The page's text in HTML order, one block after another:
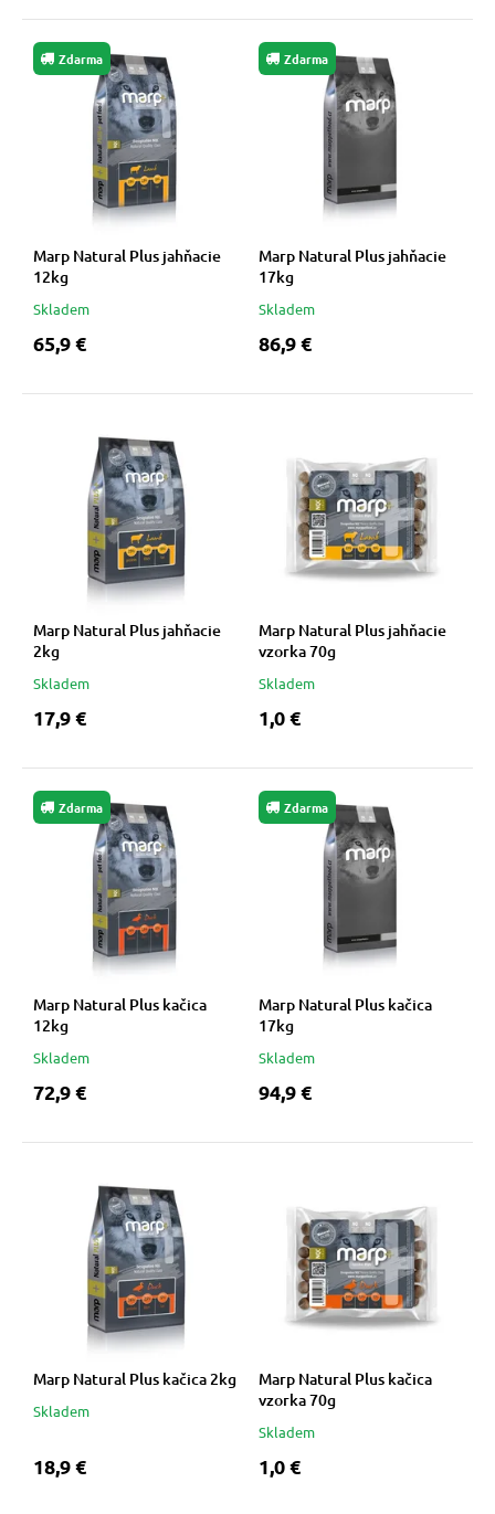
Zdarma
Marp Natural Plus jahňacie
12kg
Skladem
65,9 €
Zdarma
Marp Natural Plus jahňacie
17kg
Skladem
86,9 €
Marp Natural Plus jahňacie
2kg
Skladem
17,9 €
Marp Natural Plus jahňacie
vzorka 70g
Skladem
1,0 €
Zdarma
Marp Natural Plus kačica
12kg
Skladem
72,9 €
Zdarma
Marp Natural Plus kačica
17kg
Skladem
94,9 €
Marp Natural Plus kačica 2kg
Skladem
18,9 €
Marp Natural Plus kačica
vzorka 70g
Skladem
1,0 €